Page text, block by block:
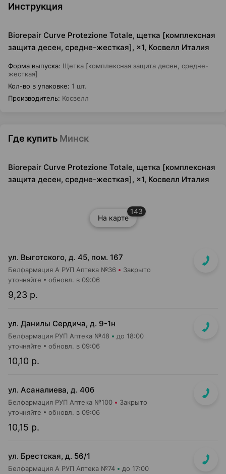
Инструкция
Biorepair Curve Protezione Totale, щетка [комплексная
защита десен, средне-жесткая], ×1, Косвелл Италия
Форма выпуска: Щетка [комплексная защита десен, средне-
жесткая]
Кол-во в упаковке: 1 шт.
Производитель: Косвелл
Где купить Минск
Biorepair Curve Protezione Totale, щетка [комплексная
защита десен, средне-жесткая], ×1, Косвелл Италия
На карте
143
ул. Выготского, д. 45, пом. 167
Белфармация А РУП Аптека №36 Закрыто
9,23 р.
уточняйте обновл. в 09:06
ул. Данилы Сердича, д. 9-1н
Белфармация РУП Аптека №48 до 18:00
10,10 р.
уточняйте обновл. в 09:06
ул. Асаналиева, д. 40б
Белфармация РУП Аптека №100 Закрыто
10,15 р.
уточняйте обновл. в 09:06
ул. Брестская, д. 56/1
Белфармация А РУП Аптека №74 до 17:00